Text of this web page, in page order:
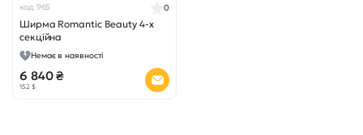
код 965
Ширма Romantic Beauty 4-х
секційна
0
Немає в наявності
6 840 ₴
152 $